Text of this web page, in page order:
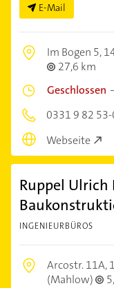
E-Mail
Im Bogen 5,
27,6 km
Geschlossen
0331 9 82 53-
Webseite
Ruppel
INGENIEURBÜROS
Arcostr. 11A,
(Mahlow)